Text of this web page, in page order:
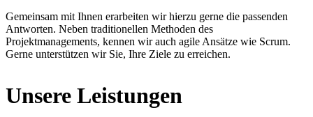
Gemeinsam mit Ihnen erarbeiten wir hierzu gerne die passenden
Antworten. Neben traditionellen Methoden des
Projektmanagements, kennen wir auch agile Ansätze wie Scrum.
Gerne unterstützen wir Sie, Ihre Ziele zu erreichen.
Unsere Leistungen